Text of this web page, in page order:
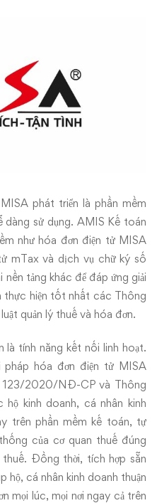
phát triển là phần mềm
dàng sử dụng. AMIS Kế toán
như hóa đơn điện tử MISA
mTax và dịch vụ chữ ký số
tảng khác để đáp ứng giải
thực hiện tốt nhất các Thông
quản lý thuế và hóa đơn.
là tính năng kết nối linh hoạt.
hóa đơn điện tử MISA
123/2020/NĐ-CP và Thông
kinh doanh, cá nhân kinh
trên phần mềm kế toán, tự
của cơ quan thuế đúng
Đồng thời, tích hợp sẵn
hộ, cá nhân kinh doanh thuận
mọi lúc, mọi nơi ngay cả trên